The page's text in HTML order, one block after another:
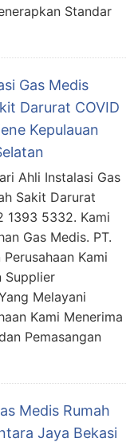
Standar
Gas Medis
Darurat COVID
Kepulauan
Ahli Instalasi Gas
Sakit Darurat
1393 5332. Kami
Gas Medis. PT.
Kami
Supplier
Melayani
Kami Menerima
Pemasangan
Medis Rumah
Jaya Bekasi